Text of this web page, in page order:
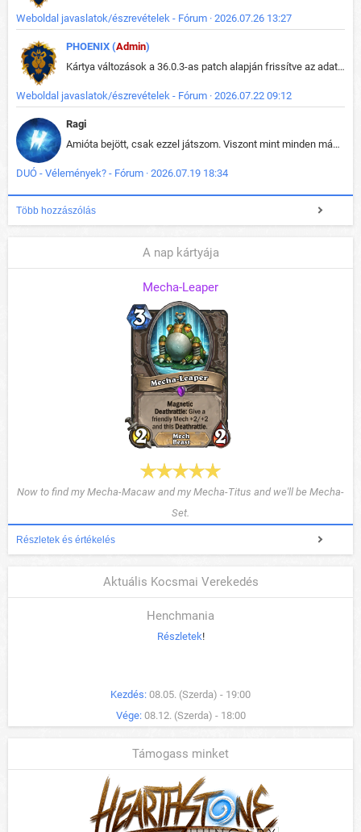
Weboldal javaslatok/észrevételek - Fórum · 2026.07.26 13:27
PHOENIX (Admin)
Kártya változások a 36.0.3-as patch alapján frissítve az adatbázisban (képek is cserélve).
Weboldal javaslatok/észrevételek - Fórum · 2026.07.22 09:12
Ragi
Amióta bejött, csak ezzel játszom. Viszont mint minden más - akár az alapjáték is, ez is baromira összetett lett. Néha már pár kör után is esélytelen az egész. Vagy irreállisan túltápol valaki, vagy lelép a partner, vagy csak hülye mint a segg. És amikor eljönne az én időm, na akkor jön el mindenki másé is. Engem jobban érdekelne, hogy ki milyen ratingen szokott játszani. Na ez lenne egy érdekes adat.
DUÓ - Vélemények? - Fórum · 2026.07.19 18:34
Több hozzászólás
A nap kártyája
Mecha-Leaper
Now to find my Mecha-Macaw and my Mecha-Titus and we'll be Mecha-
Set.
Részletek és értékelés
Aktuális Kocsmai Verekedés
Henchmania
Részletek!
Kezdés: 08.05. (Szerda) - 19:00
Vége: 08.12. (Szerda) - 18:00
Támogass minket